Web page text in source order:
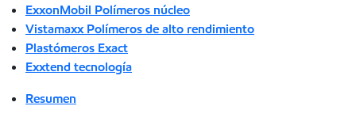
ExxonMobil Polímeros núcleo
Vistamaxx Polímeros de alto rendimiento
Plastómeros Exact
Exxtend tecnología
Resumen